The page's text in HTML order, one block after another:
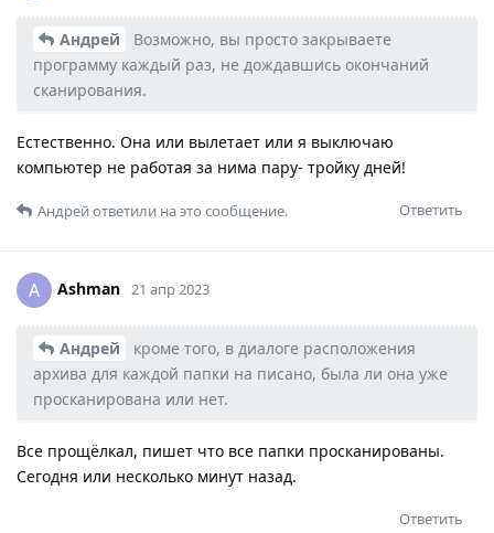
Андрей
Возможно, вы просто закрываете
программу каждый раз, не дождавшись окончаний
сканирования.
Естественно. Она или вылетает или я выключаю
компьютер не работая за нима пару- тройку дней!
Ответить
Андрейответили на это сообщение.
A Ashman 21 апр 2023
Андрей
кроме того, в диалоге расположения
архива для каждой папки на писано, была ли она уже
просканирована или нет.
Все прощёлкал, пишет что все папки просканированы.
Сегодня или несколько минут назад.
Ответить